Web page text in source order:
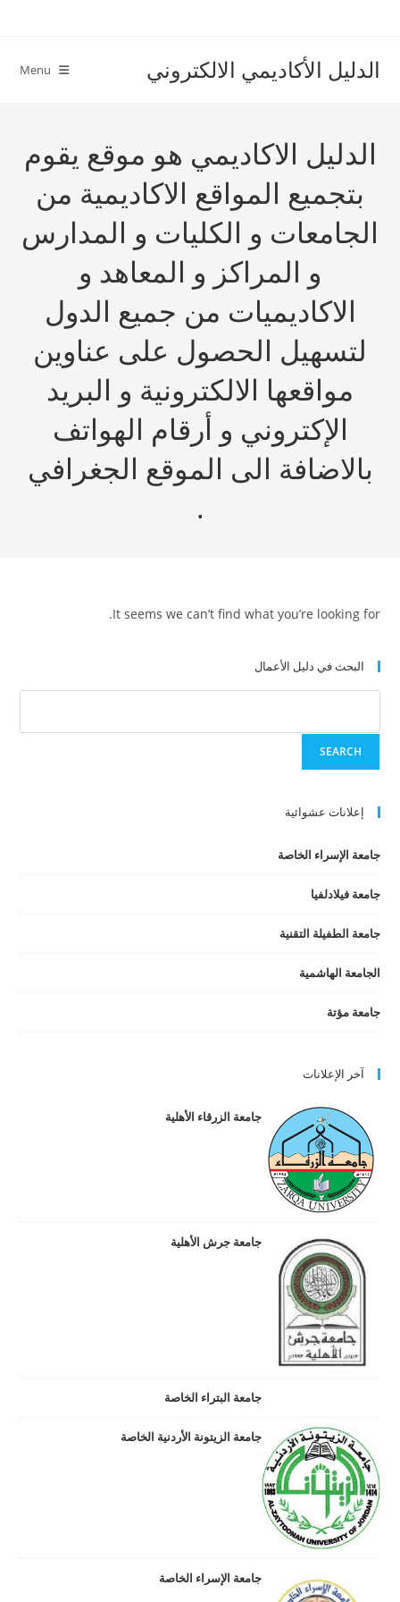
الدليل الأكاديمي الالكتروني Menu
الدليل الاكاديمي هو موقع يقوم
بتجميع المواقع الاكاديمية من
الجامعات و الكليات و المدارس
و المراكز و المعاهد و
الاكاديميات من جميع الدول
لتسهيل الحصول على عناوين
مواقعها الالكترونية و البريد
الإكتروني و أرقام الهواتف
بالاضافة الى الموقع الجغرافي
.
It seems we can’t find what you’re looking for.
البحث في دليل الأعمال
إعلانات عشوائية
جامعة الإسراء الخاصة
جامعة فيلادلفيا
جامعة الطفيلة التقنية
الجامعة الهاشمية
جامعة مؤتة
آخر الإعلانات
جامعة الزرقاء الأهلية
جامعة جرش الأهلية
جامعة البتراء الخاصة
جامعة الزيتونة الأردنية الخاصة
جامعة الإسراء الخاصة